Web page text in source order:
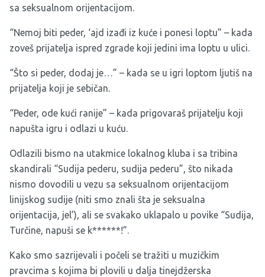
sa seksualnom orijentacijom.
“Nemoj biti peder, ‘ajd izađi iz kuće i ponesi loptu” – kada
zoveš prijatelja ispred zgrade koji jedini ima loptu u ulici.
“Što si peder, dodaj je…” – kada se u igri loptom ljutiš na
prijatelja koji je sebičan.
“Peder, ode kući ranije” – kada prigovaraš prijatelju koji
napušta igru i odlazi u kuću.
Odlazili bismo na utakmice lokalnog kluba i sa tribina
skandirali “Sudija pederu, sudija pederu”, što nikada
nismo dovodili u vezu sa seksualnom orijentacijom
linijskog sudije (niti smo znali šta je seksualna
orijentacija, jel’), ali se svakako uklapalo u povike “Sudija,
Turčine, napuši se k******!”.
Kako smo sazrijevali i počeli se tražiti u muzičkim
pravcima s kojima bi plovili u dalja tinejdžerska